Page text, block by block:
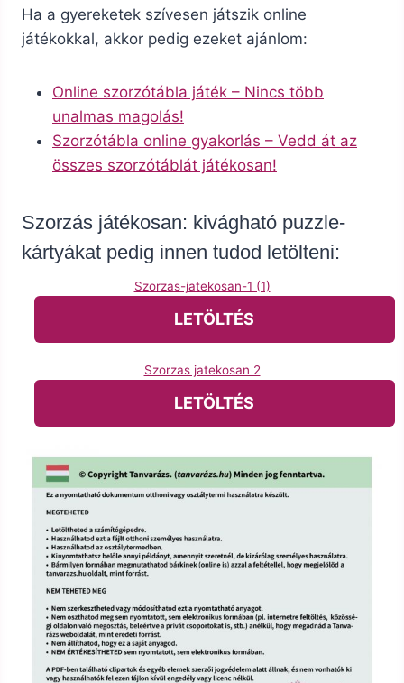
Ha a gyereketek szívesen játszik online
játékokkal, akkor pedig ezeket ajánlom:
Online szorzótábla játék – Nincs több
unalmas magolás!
Szorzótábla online gyakorlás – Vedd át az
összes szorzótáblát játékosan!
Szorzás játékosan: kivágható puzzle-
kártyákat pedig innen tudod letölteni:
Szorzas-jatekosan-1 (1)
LETÖLTÉS
Szorzas jatekosan 2
LETÖLTÉS